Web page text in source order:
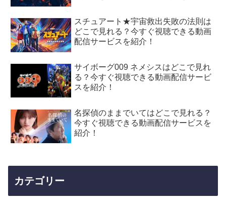
スチュアート★宇宙救出失敗の法則は
どこで見れる？今すぐ視聴できる動画
配信サービスを紹介！
サイボーグ009 ネメシスはどこで見れ
る？今すぐ視聴できる動画配信サービ
スを紹介！
名探偵のままでいてはどこで見れる？
今すぐ視聴できる動画配信サービスを
紹介！
カテゴリー